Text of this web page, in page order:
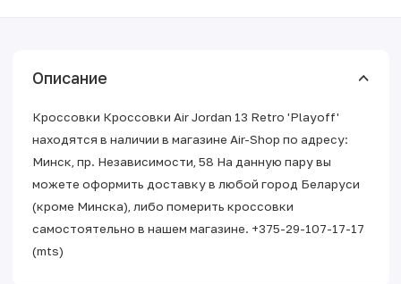
Описание
Кроссовки Кроссовки Air Jordan 13 Retro 'Playoff'
находятся в наличии в магазине Air-Shop по адресу:
Минск, пр. Независимости, 58 На данную пару вы
можете оформить доставку в любой город Беларуси
(кроме Минска), либо померить кроссовки
самостоятельно в нашем магазине. +375-29-107-17-17
(mts)